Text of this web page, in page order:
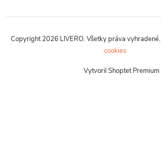
Vytvoril Shoptet Premium
Copyright 2026 LIVERO. Všetky práva vyhradené.
cookies